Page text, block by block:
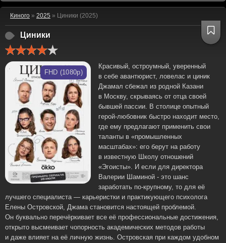
Киного » 2025 » Циники (2025)
Циники
FHD (1080p)
Красивый, остроумный, уверенный
в себе авантюрист, ловелас и циник
Джамал сбежал из родной Казани
в Москву, скрываясь от отца своей
бывшей пассии. В столице опытный
герой-любовник быстро находит место,
где ему предлагают применить свои
таланты в «промышленных
масштабах»: его берут на работу
в известную Школу отношений
«Эгоисты». И если для директора
Валерии Шаминой - это шанс
заработать по-крупному, то для её
лучшего специалиста ― карьеристки и практикующего психолога
Елены Островской, Джама становится настоящей проблемой.
Он буквально перечёркивает все её профессиональные достижения,
открыто высмеивает чопорность академических методов работы
и даже влияет на её личную жизнь. Островская при каждом удобном